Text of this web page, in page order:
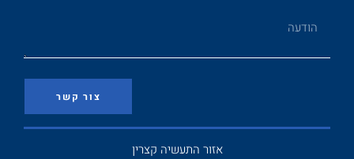
צור קשר
אזור התעשיה קצרין